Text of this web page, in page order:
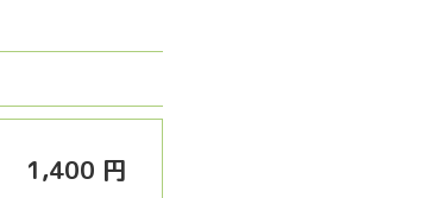
1,400 円